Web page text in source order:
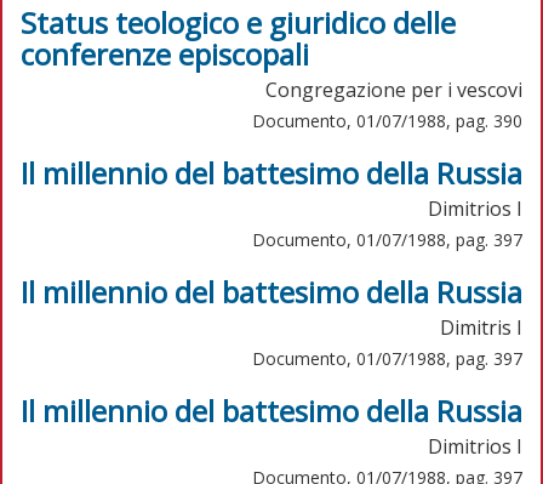
Status teologico e giuridico delle
conferenze episcopali
Congregazione per i vescovi
Documento, 01/07/1988, pag. 390
Il millennio del battesimo della Russia
Dimitrios I
Documento, 01/07/1988, pag. 397
Il millennio del battesimo della Russia
Dimitris I
Documento, 01/07/1988, pag. 397
Il millennio del battesimo della Russia
Dimitrios I
Documento, 01/07/1988, pag. 397